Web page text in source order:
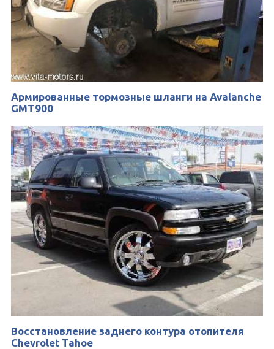
Армированные тормозные шланги на Avalanche
GMT900
Восстановление заднего контура отопителя
Chevrolet Tahoe